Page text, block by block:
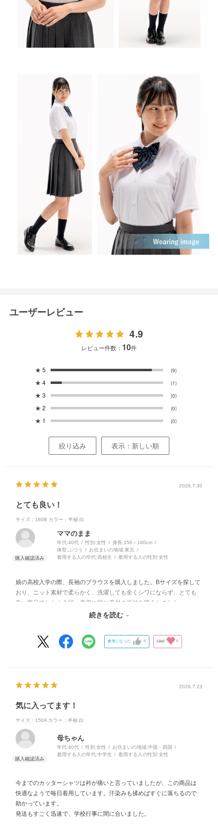
ユーザーレビュー
4.9
レビュー件数： 10件
★ 5 (9)
★ 4 (1)
★ 3 (0)
★ 2 (0)
★ 1 (0)
絞り込み 表示：新しい順
2026.7.30
とても良い！
サイズ：160B カラー：半袖 白
ママのまま
年代:40代 性別:女性 身長:156～160cm
体型:ふつう お住まいの地域:東北
着用する人の年代:高校生 着用する人の性別:女性
娘の高校入学の際、長袖のブラウスを購入しました。Bサイズを探して
おり、ニット素材で柔らかく、洗濯しても全くシワにならず、とても
良い商品でした！今回、夏用に同じ素材の半袖を購入しました。
娘の理想としては、シャツを出して着ることがあるので、着丈短めで
続きを読む
参考になった 0 Like! 0
2026.7.23
気に入ってます！
サイズ：150A カラー：半袖 白
母ちゃん
年代:40代 性別:女性 お住まいの地域:中国・四国
着用する人の年代:中学生 着用する人の性別:女性
今までのカッターシャツは衿が痛いと言っていましたが、この商品は
快適なようで毎日着用しています。汗染みも揉めばすぐに落ちるので
助かっています。
発送もすごく迅速で、学校行事に間に合いました。